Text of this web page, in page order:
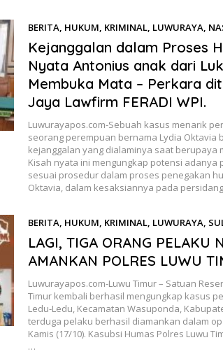
BERITA, HUKUM, KRIMINAL, LUWURAYA,
21, 2024
Kejanggalan dalam Proses
Nyata Antonius anak dari
Membuka Mata – Perkara
Jaya Lawfirm FERADI WPI.
Luwurayapos.com-Sebuah kasus menarik
seorang perempuan bernama Lydia Oktavia
kejanggalan yang dialaminya saat berupaya
Kisah nyata ini mengungkap potensi adanya
sesuai prosedur dalam proses penegakan
Oktavia, dalam kesaksiannya pada
BERITA, HUKUM, KRIMINAL, LUWURAYA,
LAGI, TIGA ORANG PELAKU
AMANKAN POLRES LUWU
Luwurayapos.com-Luwu Timur – Satuan
Timur kembali berhasil mengungkap kasus
Ledu-Ledu, Kecamatan Wasuponda,
terduga pelaku berhasil diamankan dalam
Kamis (17/10). Kasubsi Humas Polres Luwu
…